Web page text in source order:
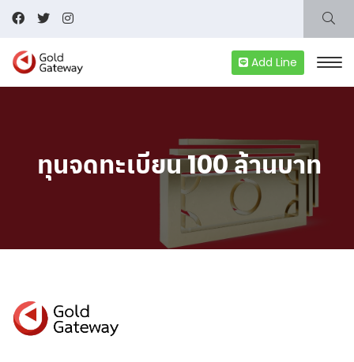
Add Line
ทุนจดทะเบียน 100 ล้านบาท